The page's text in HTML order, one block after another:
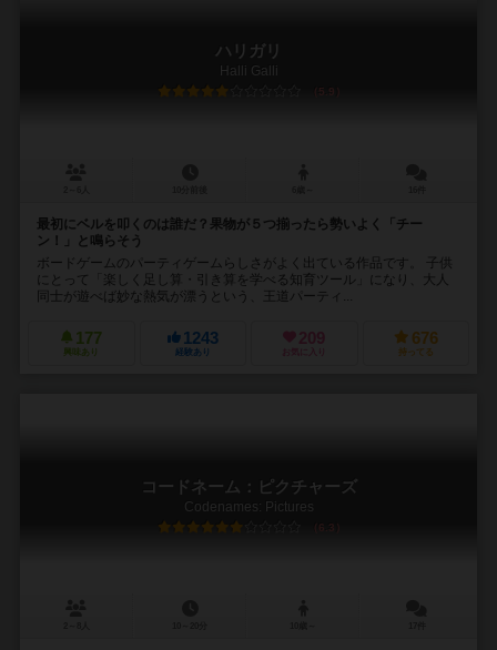
ハリガリ
Halli Galli
5.9
最初にベルを叩くのは誰だ？果物が５つ揃ったら勢いよく「チー
ン！」と鳴らそう
ボードゲームのパーティゲームらしさがよく出ている作品です。 子供
にとって「楽しく足し算・引き算を学べる知育ツール」になり、大人
同士が遊べば妙な熱気が漂うという、王道パーティ...
177
興味あり
1243
経験あり
209
お気に入り
676
持ってる
コードネーム：ピクチャーズ
Codenames: Pictures
6.3